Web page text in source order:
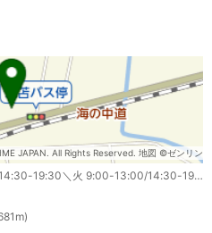
JAPAN. All Rights Reserved. 地図 ©ゼンリン
月・金 9:00-13:00/14:30-19:30＼火 9:00-13:00/14:30-19:00＼水 9:00-13:00/14:30-17:00＼木 9:00-13:00/14:30-20:00＼土 9:00-13:00/14:30-16:30